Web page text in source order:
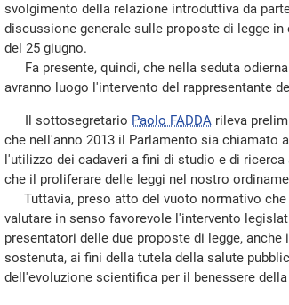
svolgimento della relazione introduttiva da
discussione generale sulle proposte di legge
del 25 giugno.
Fa presente, quindi, che nella seduta
avranno luogo l'intervento del rappresentante
Il sottosegretario Paolo FADDA rileva
che nell'anno 2013 il Parlamento sia chiamato
l'utilizzo dei cadaveri a fini di studio e di
che il proliferare delle leggi nel nostro
Tuttavia, preso atto del vuoto normativo
valutare in senso favorevole l'intervento
presentatori delle due proposte di legge,
sostenuta, ai fini della tutela della salute
dell'evoluzione scientifica per il benessere